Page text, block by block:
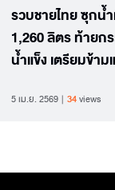
รวบชายไทย ซุกน้
1,260 ลิตร ท้ายก
น้ำแข็ง เตรียมข้า
5 เม.ย. 2569 34views